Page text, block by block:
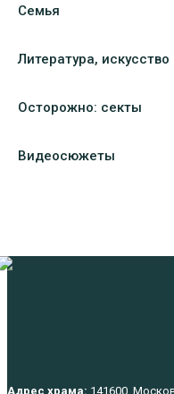
Семья
Литература, искуcство
Осторожно: секты
Видеосюжеты
Адрес храма: 141600,